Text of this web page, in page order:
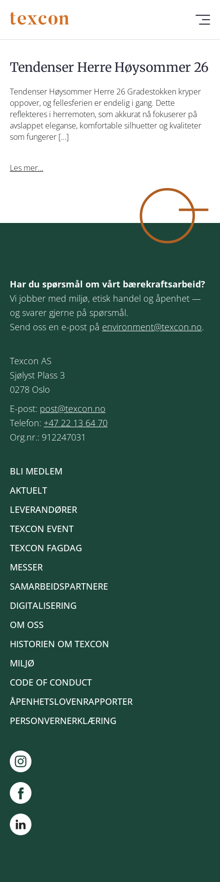
Tendenser Herre Høysommer 26
Tendenser Høysommer Herre 26 Gradestokken kryper
oppover, og fellesferien er endelig i gang. Dette
reflekteres i herremoten, som akkurat nå fokuserer på
avslappet eleganse, komfortable silhuetter og kvaliteter
som fungerer […]
Les mer…
Har du spørsmål om vårt bærekraftsarbeid?
Vi jobber med miljø, etisk handel og åpenhet —
og svarer gjerne på spørsmål.
Send oss en e-post på environment@texcon.no.
Texcon AS
Sjølyst Plass 3
0278 Oslo
E-post: post@texcon.no
Telefon: +47 22 13 64 70
Org.nr.: 912247031
BLI MEDLEM
AKTUELT
LEVERANDØRER
TEXCON EVENT
TEXCON FAGDAG
MESSER
SAMARBEIDSPARTNERE
DIGITALISERING
OM OSS
HISTORIEN OM TEXCON
MILJØ
CODE OF CONDUCT
ÅPENHETSLOVENRAPPORTER
PERSONVERNERKLÆRING